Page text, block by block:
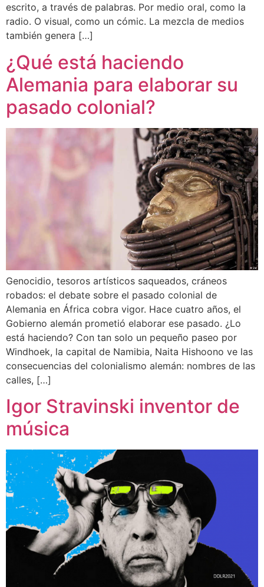
escrito, a través de palabras. Por medio oral, como la
radio. O visual, como un cómic. La mezcla de medios
también genera […]
¿Qué está haciendo
Alemania para elaborar su
pasado colonial?
Genocidio, tesoros artísticos saqueados, cráneos
robados: el debate sobre el pasado colonial de
Alemania en África cobra vigor. Hace cuatro años, el
Gobierno alemán prometió elaborar ese pasado. ¿Lo
está haciendo? Con tan solo un pequeño paseo por
Windhoek, la capital de Namibia, Naita Hishoono ve las
consecuencias del colonialismo alemán: nombres de las
calles, […]
Igor Stravinski inventor de
música